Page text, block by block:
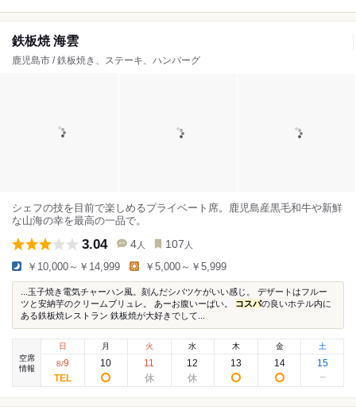
鉄板焼 海雲
鹿児島市 / 鉄板焼き、ステーキ、ハンバーグ
シェフの技を目前で楽しめるプライベート席。鹿児島産黒毛和牛や新鮮
な山海の幸を最高の一品で。
3.04 4 人 107 人
￥10,000～￥14,999 ￥5,000～￥5,999
...玉子焼き電気チャーハン風。刻んだシバツケがいい感じ。 デザートはフルー
ツと安納芋のクリームブリュレ。 あーお腹いーぱい。 コスパの良いホテル内に
ある鉄板焼レストラン 鉄板焼が大好きでして...
空席
情報
日
8/9
月
10
火
11
水
12
木
13
金
14
土
15